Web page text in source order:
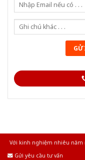
Với kinh nghiệm nhiêu
Gửi yêu cầu tư vấn